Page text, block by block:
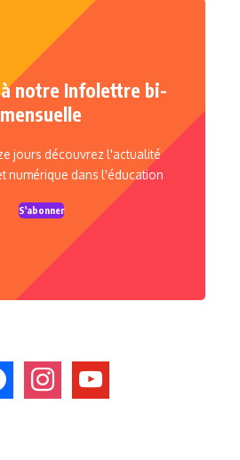
notre Infolettre bi-
mensuelle
jours découvrez l'actualité
numérique dans l'éducation
S'abonner
instagramyoutube